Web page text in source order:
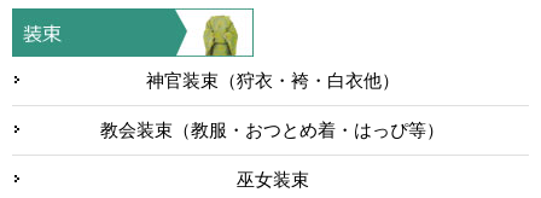
神官装束（狩衣・袴・白衣他）
教会装束（教服・おつとめ着・はっぴ等）
巫女装束